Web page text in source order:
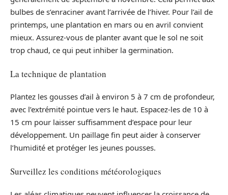
bulbes de s’enraciner avant l’arrivée de l’hiver. Pour l’ail de
printemps, une plantation en mars ou en avril convient
mieux. Assurez-vous de planter avant que le sol ne soit
trop chaud, ce qui peut inhiber la germination.
La technique de plantation
Plantez les gousses d’ail à environ 5 à 7 cm de profondeur,
avec l’extrémité pointue vers le haut. Espacez-les de 10 à
15 cm pour laisser suffisamment d’espace pour leur
développement. Un paillage fin peut aider à conserver
l’humidité et protéger les jeunes pousses.
Surveillez les conditions météorologiques